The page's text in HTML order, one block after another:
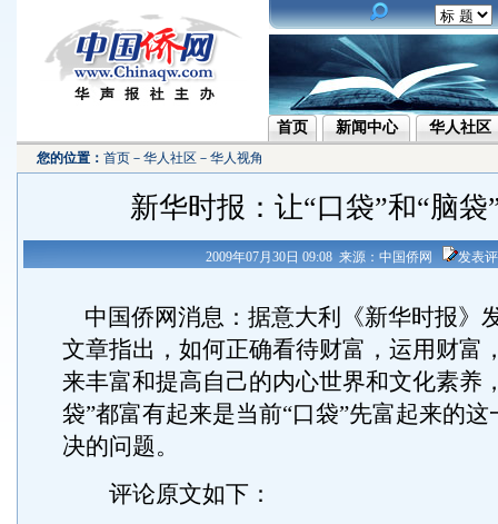
首页 新闻中心 华人社区
您的位置： 首页 － 华人社区 － 华人视角
新华时报：让“口袋”和“脑袋
2009年07月30日 09:08 来源：中国侨网 发表
中国侨网消息：据意大利《新华时报》
文章指出，如何正确看待财富，运用财富
来丰富和提高自己的内心世界和文化素养
袋”都富有起来是当前“口袋”先富起来的
决的问题。
评论原文如下：